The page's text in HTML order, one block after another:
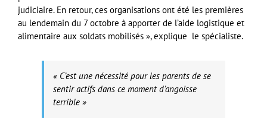
judiciaire. En retour, ces organisations ont été les premières
au lendemain du 7 octobre à apporter de l’aide logistique et
alimentaire aux soldats mobilisés », explique le spécialiste.
« C’est une nécessité pour les parents de se
sentir actifs dans ce moment d’angoisse
terrible »